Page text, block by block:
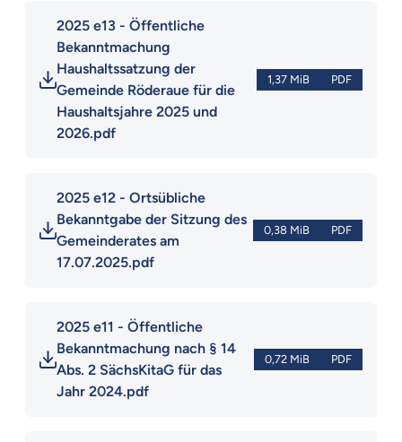
2025 e13 - Öffentliche
Bekanntmachung
Haushaltssatzung der
Gemeinde Röderaue für die
Haushaltsjahre 2025 und
2026.pdf
1,37 MiB PDF
2025 e12 - Ortsübliche
Bekanntgabe der Sitzung des
Gemeinderates am
17.07.2025.pdf
0,38 MiB PDF
2025 e11 - Öffentliche
Bekanntmachung nach § 14
Abs. 2 SächsKitaG für das
Jahr 2024.pdf
0,72 MiB PDF